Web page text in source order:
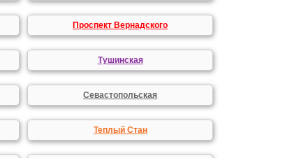
Проспект Вернадского
Тушинская
Севастопольская
Теплый Стан